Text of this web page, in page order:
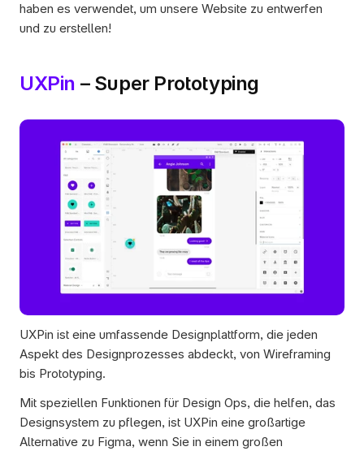
haben es verwendet, um unsere Website zu entwerfen
und zu erstellen!
UXPin – Super Prototyping
UXPin ist eine umfassende Designplattform, die jeden
Aspekt des Designprozesses abdeckt, von Wireframing
bis Prototyping.
Mit speziellen Funktionen für Design Ops, die helfen, das
Designsystem zu pflegen, ist UXPin eine großartige
Alternative zu Figma, wenn Sie in einem großen